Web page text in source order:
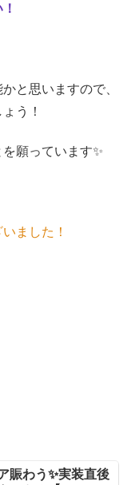
と思いますので、
う！
願っています✨
ました！
賑わう✨実装直後